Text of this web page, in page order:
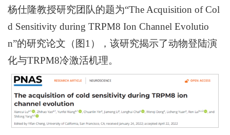
杨仕隆教授研究团队的题为“The Acquisition of Col
d Sensitivity during TRPM8 Ion Channel Evolutio
n”的研究论文（图1），该研究揭示了动物登陆演
化与TRPM8冷激活机理。